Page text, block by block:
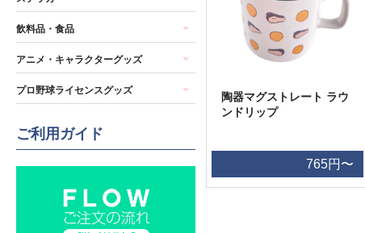
陶器マグストレート ラウ
ンドリップ
765円〜
飲料品・食品
アニメ・キャラクターグッズ
プロ野球ライセンスグッズ
ご利用ガイド